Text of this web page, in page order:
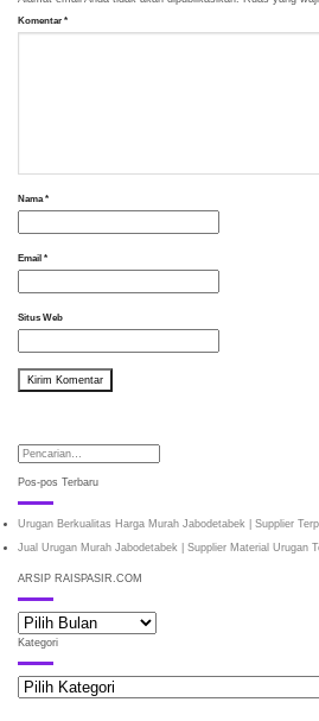
Komentar *
Nama *
Email *
Situs Web
Pos-pos Terbaru
Urugan Berkualitas Harga Murah Jabodetabek | Supplier
Jual Urugan Murah Jabodetabek | Supplier Material Urugan
ARSIP RAISPASIR.COM
ARSIP
RAISPASIR.COM
Kategori
Kategori